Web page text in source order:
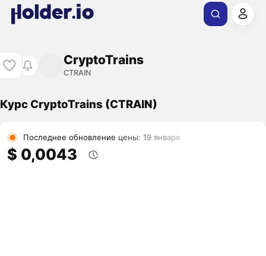
CryptoTrains
CTRAIN
Курс CryptoTrains (CTRAIN)
Последнее обновление цены: 19 января
$ 0,0043